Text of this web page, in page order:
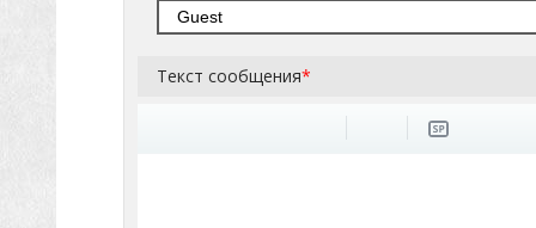
Текст сообщения*